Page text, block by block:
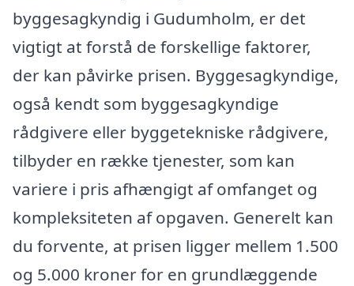
byggesagkyndig i Gudumholm, er det
vigtigt at forstå de forskellige faktorer,
der kan påvirke prisen. Byggesagkyndige,
også kendt som byggesagkyndige
rådgivere eller byggetekniske rådgivere,
tilbyder en række tjenester, som kan
variere i pris afhængigt af omfanget og
kompleksiteten af opgaven. Generelt kan
du forvente, at prisen ligger mellem 1.500
og 5.000 kroner for en grundlæggende